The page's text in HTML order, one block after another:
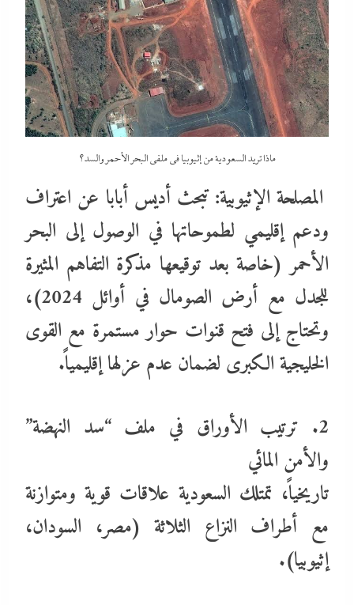
ماذا تريد السعودية من إثيوبيا في ملفى البحر الأحمر والسد؟
المصلحة الإثيوبية: تبحث أديس أبابا عن اعتراف
ودعم إقليمي لطموحاتها في الوصول إلى البحر
الأحمر (خاصة بعد توقيعها مذكرة التفاهم المثيرة
للجدل مع أرض الصومال في أوائل 2024)،
وتحتاج إلى فتح قنوات حوار مستمرة مع القوى
الخليجية الكبرى لضمان عدم عزلها إقليمياً.
2. ترتيب الأوراق في ملف “سد النهضة”
والأمن المائي
تاريخياً، تمتلك السعودية علاقات قوية ومتوازنة
مع أطراف النزاع الثلاثة (مصر، السودان،
إثيوبيا).